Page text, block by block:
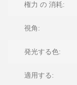
権力 の 消耗:
視角:
発光する色:
適用する: